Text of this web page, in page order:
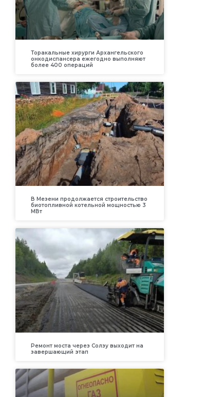
Торакальные хирурги Архангельского
онкодиспансера ежегодно выполняют
более 400 операций
В Мезени продолжается строительство
биотопливной котельной мощностью 3
МВт
Ремонт моста через Солзу выходит на
завершающий этап